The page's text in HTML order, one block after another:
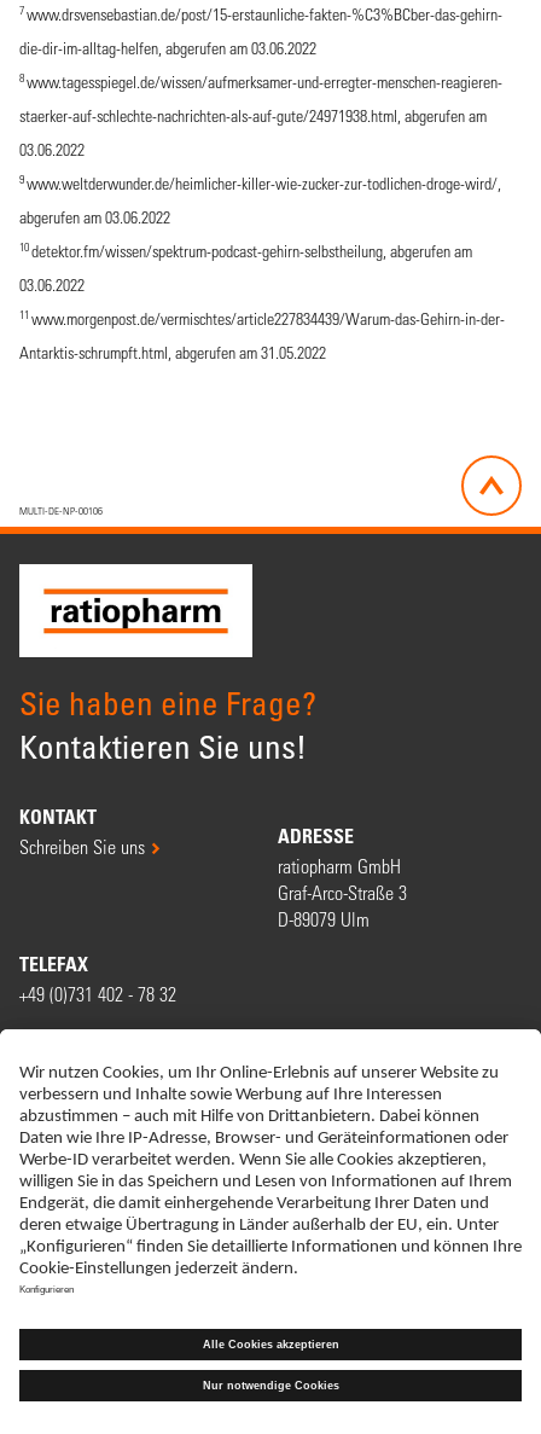
7www.drsvensebastian.de/post/15-erstaunliche-fakten-%C3%BCber-das-gehirn-
die-dir-im-alltag-helfen , abgerufen am 03.06.2022
8www.tagesspiegel.de/wissen/aufmerksamer-und-erregter-menschen-reagieren-
staerker-auf-schlechte-nachrichten-als-auf-gute/24971938.html , abgerufen am
03.06.2022
9www.weltderwunder.de/heimlicher-killer-wie-zucker-zur-todlichen-droge-wird/,
abgerufen am 03.06.2022
10detektor.fm/wissen/spektrum-podcast-gehirn-selbstheilung, abgerufen am
03.06.2022
11 www.morgenpost.de/vermischtes/article227834439/Warum-das-Gehirn-in-der-
Antarktis-schrumpft.html, abgerufen am 31.05.2022
MULTI-DE-NP-00106
Sie haben eine Frage?
Kontaktieren Sie uns!
KONTAKT
Schreiben Sie uns ADRESSE
ratiopharm GmbH
Graf-Arco-Straße 3
D-89079 Ulm
TELEFAX
+49 (0)731 402 - 78 32
ERKLÄRUNG ZUR BARRIEREFREIHEIT
IMPRESSUM
DATENSCHUTZ
HAFTUNGSAUSSCHLUSS